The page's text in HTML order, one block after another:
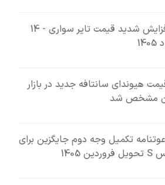
🔴افزایش شدید قیمت تایر سواری - 14
جدید در بازار
وجه دوم جایگزین برای